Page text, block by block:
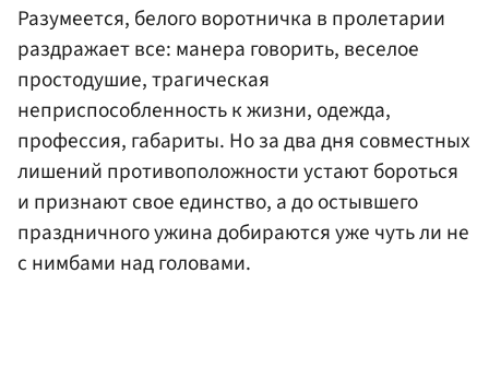
Разумеется, белого воротничка в пролетарии
раздражает все: манера говорить, веселое
простодушие, трагическая
неприспособленность к жизни, одежда,
профессия, габариты. Но за два дня совместных
лишений противоположности устают бороться
и признают свое единство, а до остывшего
праздничного ужина добираются уже чуть ли не
с нимбами над головами.